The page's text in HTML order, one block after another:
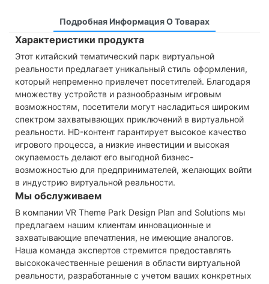
Подробная Информация О Товарах
Характеристики продукта
Этот китайский тематический парк виртуальной
реальности предлагает уникальный стиль оформления,
который непременно привлечет посетителей. Благодаря
множеству устройств и разнообразным игровым
возможностям, посетители могут насладиться широким
спектром захватывающих приключений в виртуальной
реальности. HD-контент гарантирует высокое качество
игрового процесса, а низкие инвестиции и высокая
окупаемость делают его выгодной бизнес-
возможностью для предпринимателей, желающих войти
в индустрию виртуальной реальности.
Мы обслуживаем
В компании VR Theme Park Design Plan and Solutions мы
предлагаем нашим клиентам инновационные и
захватывающие впечатления, не имеющие аналогов.
Наша команда экспертов стремится предоставлять
высококачественные решения в области виртуальной
реальности, разработанные с учетом ваших конкретных